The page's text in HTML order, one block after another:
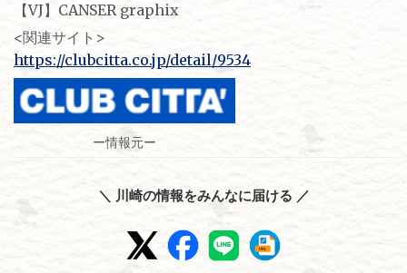
【VJ】CANSER graphix
<関連サイト>
https://clubcitta.co.jp/detail/9534
ー情報元ー
＼ 川崎の情報をみんなに届ける ／